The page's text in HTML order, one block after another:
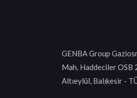
GENBA Group
Mah. Haddeciler OSB
Altıeylül, Balıkesir -